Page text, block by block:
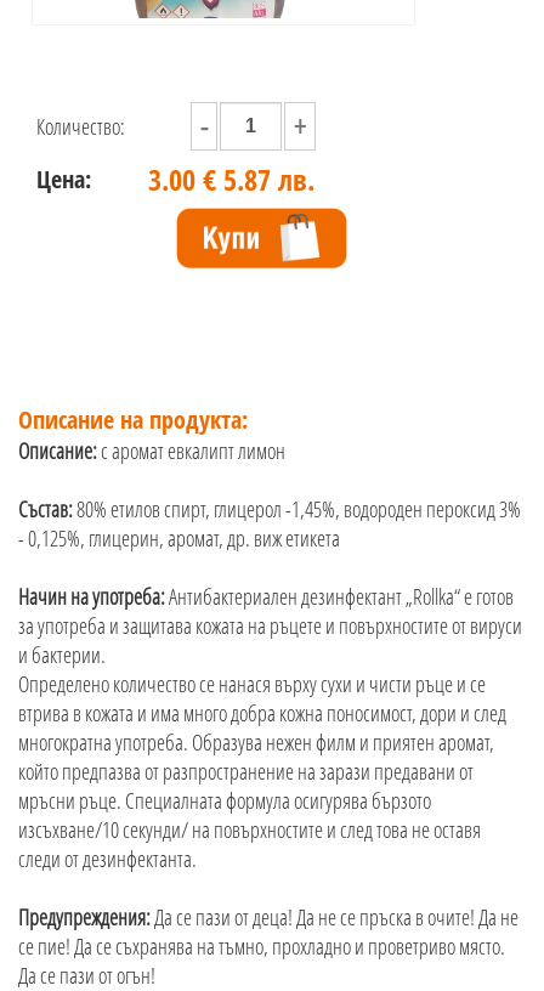
Количество: +
-
Цена: 3.00 € 5.87 лв.
Описание на продукта:
Описание:с аромат евкалипт лимон
Състав:80% етилов спирт, глицерол -1,45%, водороден пероксид 3%
- 0,125%, глицерин, аромат, др. виж етикета
Начин на употреба:Антибактериален дезинфектант „Rollka“ е готов
за употреба и защитава кожата на ръцете и повърхностите от вируси
и бактерии.
Определено количество се нанася върху сухи и чисти ръце и се
втрива в кожата и има много добра кожна поносимост, дори и след
многократна употреба. Образува нежен филм и приятен аромат,
който предпазва от разпространение на зарази предавани от
мръсни ръце. Специалната формула осигурява бързото
изсъхване/10 секунди/ на повърхностите и след това не оставя
следи от дезинфектанта.
Предупреждения:Да се пази от деца! Да не се пръска в очите! Да не
се пие! Да се съхранява на тъмно, прохладно и проветриво място.
Да се пази от огън!